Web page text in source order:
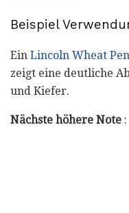
Beispiel
Ein Lincoln Wheat
zeigt eine deutliche
und Kiefer.
Nächste höhere Note :